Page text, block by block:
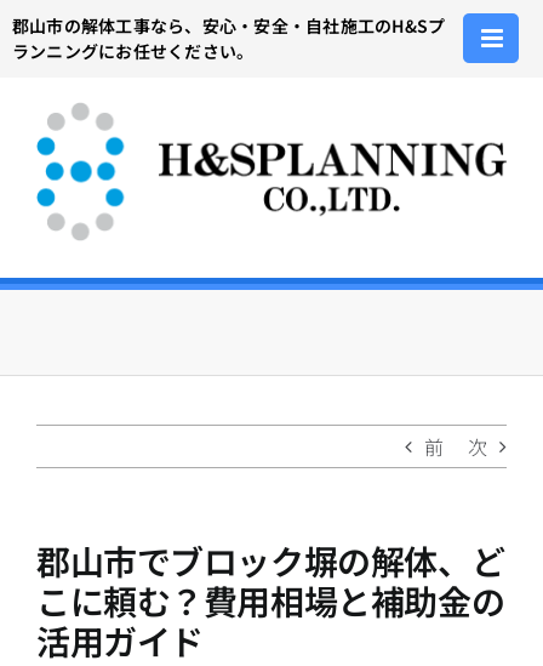
Skip
to
郡山市の解体工事なら、安心・安全・自社施工のH&Sプ
ランニングにお任せください。
前 次
郡山市でブロック塀の解体、ど
こに頼む？費用相場と補助金の
活用ガイド